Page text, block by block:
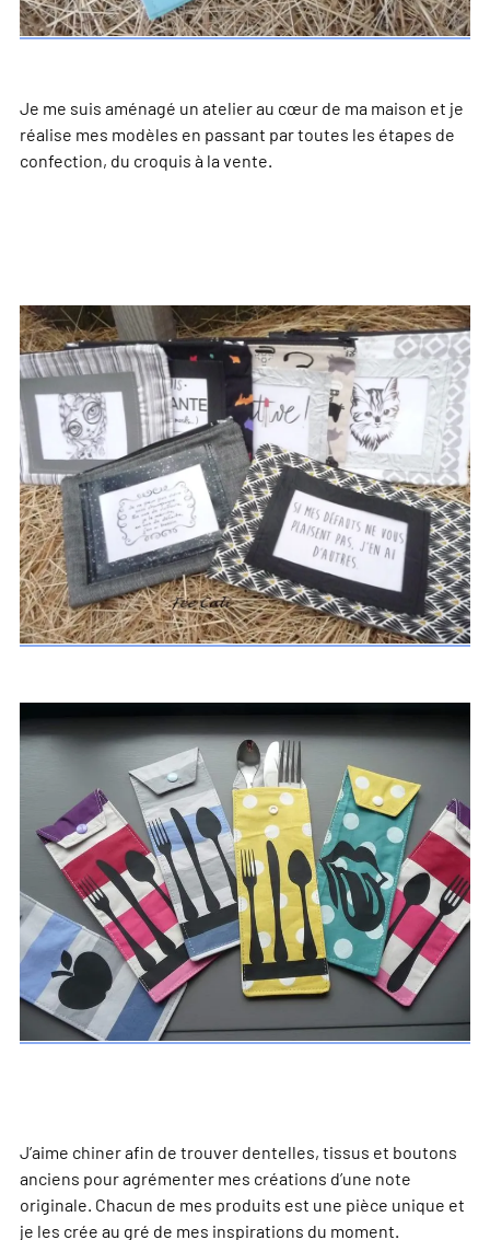
Je me suis aménagé un atelier au cœur de ma maison et je
réalise mes modèles en passant par toutes les étapes de
confection, du croquis à la vente.
J’aime chiner afin de trouver dentelles, tissus et boutons
anciens pour agrémenter mes créations d’une note
originale. Chacun de mes produits est une pièce unique et
je les crée au gré de mes inspirations du moment.